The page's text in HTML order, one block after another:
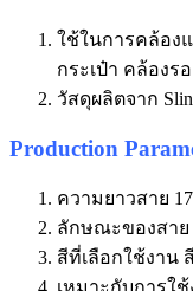
ใช้ในการคล้อง
กระเป๋า คล้องรอ
วัสดุผลิตจาก
Production
ความยาวสาย
ลักษณะของสาย
สีที่เลือกใช้งาน